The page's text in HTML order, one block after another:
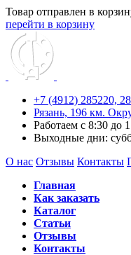
Товар отправлен в
перейти в корзину
+7 (4912) 285220,
Рязань, 196 км.
Работаем с 8:30 до
Выходные дни:
О нас Отзывы Контакты
Главная
Как заказать
Каталог
Статьи
Отзывы
Контакты